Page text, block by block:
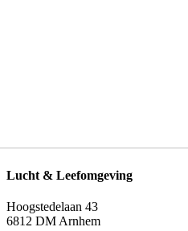
Lucht & Leefomgeving
Hoogstedelaan 43
6812 DM Arnhem